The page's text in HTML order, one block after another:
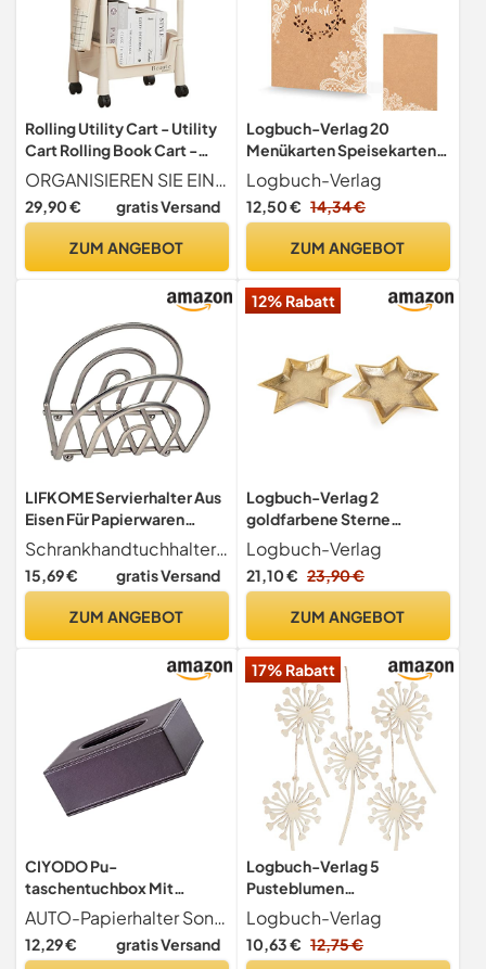
Rolling Utility Cart - Utility
Cart Rolling Book Cart -
Aufbewahrungshalter für
kosmetische Papierwaren,
abnehmbare
Ebenen, multifunktionaler
ORGANISIEREN SIE EINFACH Holen Sie sich mit diesem Multi-Layer-Rollwagen eine vielseitige und mobile Aufbewahrungslösung. Perfekt für enge Räume, seine vier glatten Räder ermöglichen eine einfache Bewegung, um Ihnen zu helfen, Ordnung zu halten.
29,90 € gratis Versand
ZUM ANGEBOT
Logbuch-Verlag 20
Menükarten Speisekarten
DIN A5 Vintage Kraftpapier
braun Spitze Boho Hochzeit
Geburtstag Tischdeko
Logbuch-Verlag
12,50 € 14,34 €
ZUM ANGEBOT
LIFKOME Servierhalter Aus
Eisen Für Papierwaren
Praktisches
Küchenaccessoire
Langlebig Und Platzsparend
lagerung
Schrankhandtuchhalter dies ein papierhalter, der aus hochwertigem material hergestellt und täglichem rost, korrosion und anlaufen standhält.
15,69 € gratis Versand
ZUM ANGEBOT
12% Rabatt
Logbuch-Verlag 2
goldfarbene Sterne
Dekoschalen aus Metall
Schale Schlüsselablage
Deko Teller gold
Logbuch-Verlag
21,10 € 23,90 €
ZUM ANGEBOT
CIYODO Pu-
taschentuchbox Mit
Organizer Für Zuhause Auto
Und Büro Serviettenhalter
Aus Pu Geeignet Für
AUTO-Papierhalter Sonnenblenden-Tissue-Halter Leder-Tissue-Box für Auto Leder-Tissue-Box für Auto Auto- -Tissue-Halter Auto-Serviettenhalter Auto- -Tissue-Organizer-Box Sonnenblenden-Servietten-Halter Auto-Tissue-Spender Auto-Armaturenbrett-Tissue-Halter stabile PU-Struktur-Tissue-Box zum Organisieren Papier.
12,29 € gratis Versand
17% Rabatt
Logbuch-Verlag 5
Pusteblumen
Osteranhänger Holz Deko
Anhänger mit Herzen 15 x
7,5 cm Geschenkanhänger
Logbuch-Verlag
10,63 € 12,75 €